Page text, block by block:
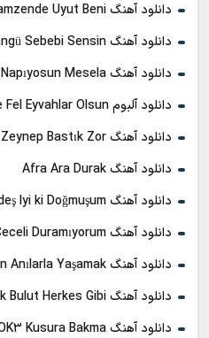
دانلود آهنگ Fundyy Gamzende Uyut Beni
دانلود آهنگ Bengü Sebebi Sensin
دانلود آهنگ BLOK3 Napıyosun Mesela
دانلود آلبوم Emre Fel Eyvahlar Olsun
دانلود آهنگ Zeynep Bastık Zor
دانلود آهنگ Afra Ara Durak
دانلود آهنگ Ebru Gündeş Iyi ki Doğmuşum
دانلود آهنگ Merve Özbey & Mustafa Ceceli Duramıyorum
دانلود آهنگ Tarkan Anılarla Yaşamak
دانلود آهنگ Burak Bulut Herkes Gibi
دانلود آهنگ BLOK3 Kusura Bakma